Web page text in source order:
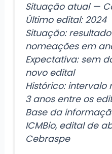
Situação atual —
Último edital: 2024
Situação:
nomeações em
Expectativa: sem
novo edital
Histórico:
3 anos entre os
Base da
ICMBio, edital de
Cebraspe